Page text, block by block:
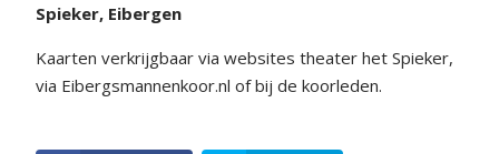
Spieker, Eibergen
Kaarten verkrijgbaar via websites theater het Spieker,
via Eibergsmannenkoor.nl of bij de koorleden.